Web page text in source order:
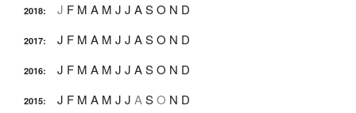
2018: J F M A M J J ASO N D
2017: J F M A M J J ASO N D
2016: J F M A M J J ASO N D
2015: J F M A M J J ASO N D